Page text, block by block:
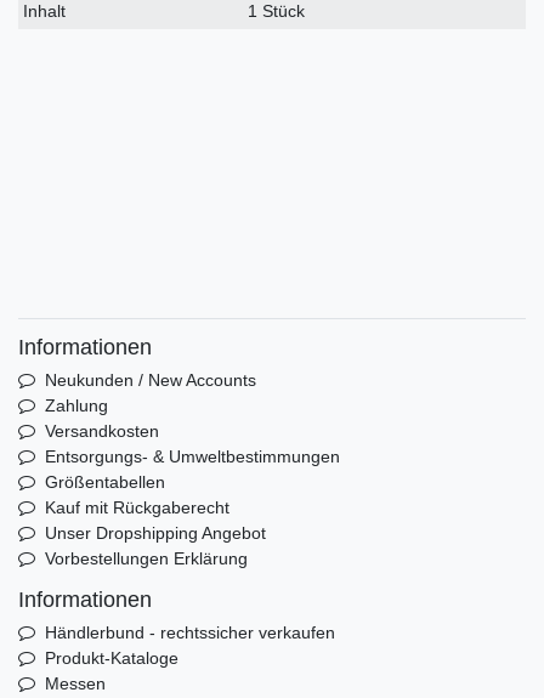
Inhalt
1 Stück
Informationen
Neukunden / New Accounts
Zahlung
Versandkosten
Entsorgungs- & Umweltbestimmungen
Größentabellen
Kauf mit Rückgaberecht
Unser Dropshipping Angebot
Vorbestellungen Erklärung
Informationen
Händlerbund - rechtssicher verkaufen
Produkt-Kataloge
Messen